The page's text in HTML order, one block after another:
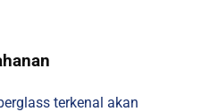
terkenal akan